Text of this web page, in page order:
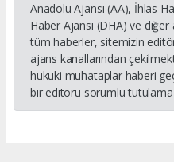
Anadolu Ajansı (AA), İhlas
Haber Ajansı (DHA) ve
tüm haberler, sitemizin
ajans kanallarından
hukuki muhataplar haberi
bir editörü sorumlu